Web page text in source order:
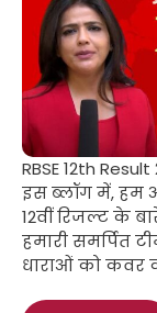
RBSE 12th
इस ब्लॉग में, हम
12वीं रिजल्ट के
हमारी समर्पित
धाराओं को कवर